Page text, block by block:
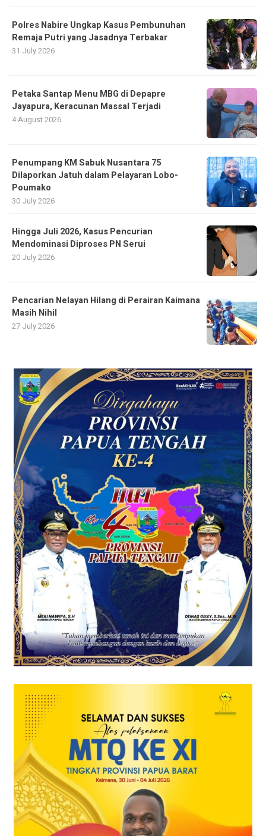
Polres Nabire Ungkap Kasus Pembunuhan
Remaja Putri yang Jasadnya Terbakar
31 July 2026
Petaka Santap Menu MBG di Depapre
Jayapura, Keracunan Massal Terjadi
4 August 2026
Penumpang KM Sabuk Nusantara 75
Dilaporkan Jatuh dalam Pelayaran Lobo-
Poumako
30 July 2026
Hingga Juli 2026, Kasus Pencurian
Mendominasi Diproses PN Serui
20 July 2026
Pencarian Nelayan Hilang di Perairan Kaimana
Masih Nihil
27 July 2026